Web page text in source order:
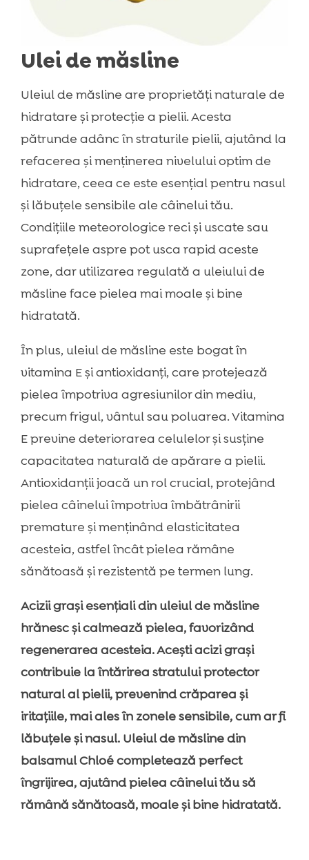
Ulei de măsline
Uleiul de măsline are proprietăți naturale de
hidratare și protecție a pielii. Acesta
pătrunde adânc în straturile pielii, ajutând la
refacerea și menținerea nivelului optim de
hidratare, ceea ce este esențial pentru nasul
și lăbuțele sensibile ale câinelui tău.
Condițiile meteorologice reci și uscate sau
suprafețele aspre pot usca rapid aceste
zone, dar utilizarea regulată a uleiului de
măsline face pielea mai moale și bine
hidratată.
În plus, uleiul de măsline este bogat în
vitamina E și antioxidanți, care protejează
pielea împotriva agresiunilor din mediu,
precum frigul, vântul sau poluarea. Vitamina
E previne deteriorarea celulelor și susține
capacitatea naturală de apărare a pielii.
Antioxidanții joacă un rol crucial, protejând
pielea câinelui împotriva îmbătrânirii
premature și menținând elasticitatea
acesteia, astfel încât pielea rămâne
sănătoasă și rezistentă pe termen lung.
Acizii grași esențiali din uleiul de măsline
hrănesc și calmează pielea, favorizând
regenerarea acesteia. Acești acizi grași
contribuie la întărirea stratului protector
natural al pielii, prevenind crăparea și
iritațiile, mai ales în zonele sensibile, cum ar fi
lăbuțele și nasul. Uleiul de măsline din
balsamul Chloé completează perfect
îngrijirea, ajutând pielea câinelui tău să
rămână sănătoasă, moale și bine hidratată.